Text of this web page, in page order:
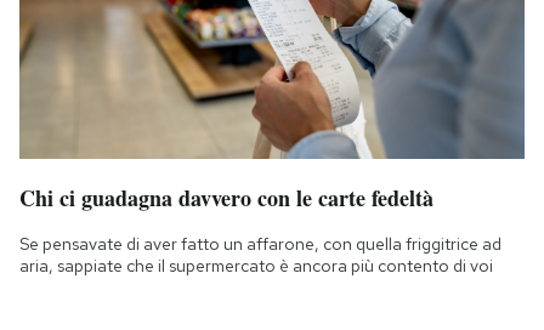
Chi ci guadagna davvero con le carte fedeltà
Se pensavate di aver fatto un affarone, con quella friggitrice ad
aria, sappiate che il supermercato è ancora più contento di voi